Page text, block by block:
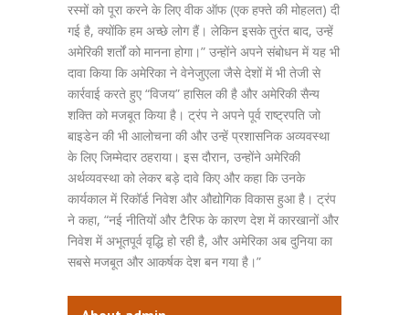
रस्मों को पूरा करने के लिए वीक ऑफ (एक हफ्ते की मोहलत) दी
गई है, क्योंकि हम अच्छे लोग हैं। लेकिन इसके तुरंत बाद, उन्हें
अमेरिकी शर्तों को मानना होगा।” उन्होंने अपने संबोधन में यह भी
दावा किया कि अमेरिका ने वेनेजुएला जैसे देशों में भी तेजी से
कार्रवाई करते हुए “विजय” हासिल की है और अमेरिकी सैन्य
शक्ति को मजबूत किया है। ट्रंप ने अपने पूर्व राष्ट्रपति जो
बाइडेन की भी आलोचना की और उन्हें प्रशासनिक अव्यवस्था
के लिए जिम्मेदार ठहराया। इस दौरान, उन्होंने अमेरिकी
अर्थव्यवस्था को लेकर बड़े दावे किए और कहा कि उनके
कार्यकाल में रिकॉर्ड निवेश और औद्योगिक विकास हुआ है। ट्रंप
ने कहा, “नई नीतियों और टैरिफ के कारण देश में कारखानों और
निवेश में अभूतपूर्व वृद्धि हो रही है, और अमेरिका अब दुनिया का
सबसे मजबूत और आकर्षक देश बन गया है।”